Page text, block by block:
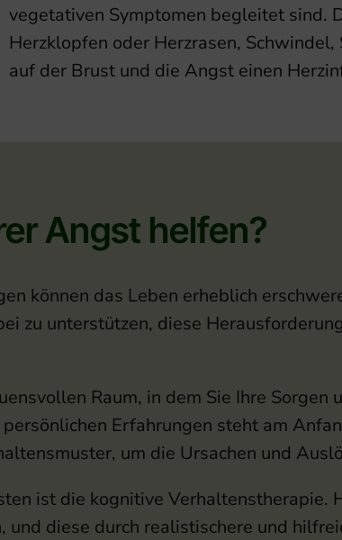
vegetativen Symptomen begleitet sind.
Herzklopfen oder Herzrasen,
auf der Brust und die Angst einen
Angst helfen?
können das Leben erheblich
zu unterstützen, diese
Raum, in dem Sie Ihre
Erfahrungen steht am
um die Ursachen und
ist die kognitive Verhaltenstherapie.
diese durch realistischere und